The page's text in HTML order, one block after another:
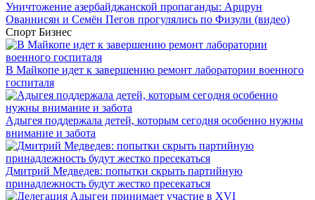
Уничтожение азербайджанской пропаганды: Арцрун
Ованнисян и Семён Пегов прогулялись по Физули (видео)
Спорт Бизнес
В Майкопе идет к завершению ремонт лаборатории военного
госпиталя
Адыгея поддержала детей, которым сегодня особенно нужны
внимание и забота
Дмитрий Медведев: попытки скрыть партийную
принадлежность будут жестко пресекаться